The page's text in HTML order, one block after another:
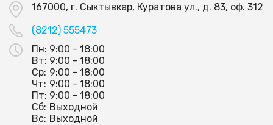
167000, г. Сыктывкар, Куратова ул., д. 83, оф. 312
(8212) 555473
Пн: 9:00 - 18:00
Вт: 9:00 - 18:00
Ср: 9:00 - 18:00
Чт: 9:00 - 18:00
Пт: 9:00 - 18:00
Сб: Выходной
Вс: Выходной